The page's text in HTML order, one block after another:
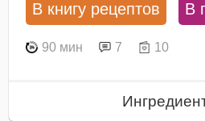
В книгу рецептов В
90 мин 7 10